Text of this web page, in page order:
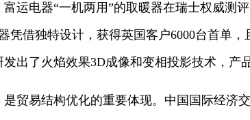
运电器“一机两用”的取暖器在瑞士权威测
凭借独特设计，获得英国客户6000台首单
出了火焰效果3D成像和变相投影技术，产
贸易结构优化的重要体现。中国国际经济